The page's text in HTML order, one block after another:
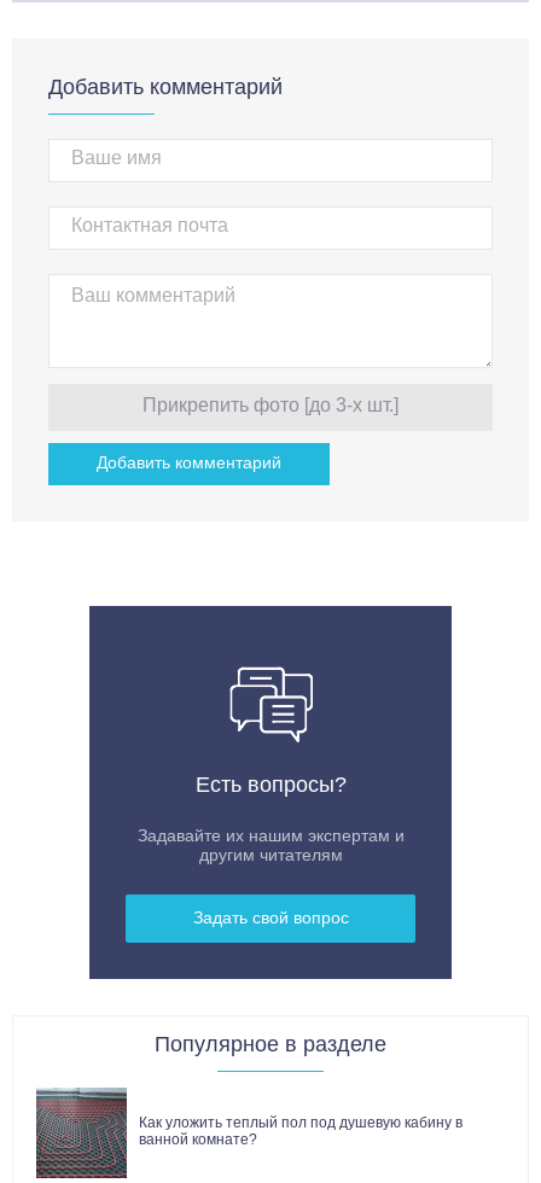
Добавить комментарий
Прикрепить фото [до 3-х шт.]
Есть вопросы?
Задавайте их нашим экспертам и
другим читателям
Задать свой вопрос
Популярное в разделе
Как уложить теплый пол под душевую кабину в
ванной комнате?